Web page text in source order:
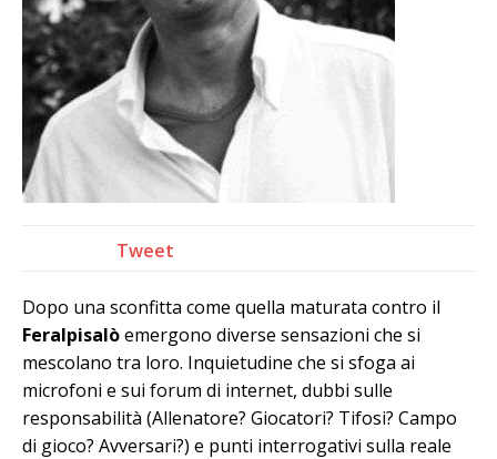
Tweet
Dopo una sconfitta come quella maturata contro il
Feralpisalòemergono diverse sensazioni che si
mescolano tra loro. Inquietudine che si sfoga ai
microfoni e sui forum di internet, dubbi sulle
responsabilità (Allenatore? Giocatori? Tifosi? Campo
di gioco? Avversari?) e punti interrogativi sulla reale